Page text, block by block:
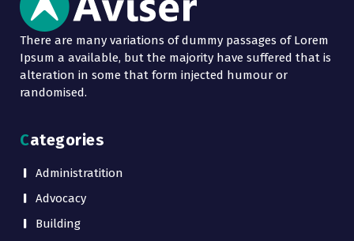
There are many variations of dummy passages of Lorem
Ipsum a available, but the majority have suffered that is
alteration in some that form injected humour or
randomised.
Categories
Administratition
Advocacy
Building